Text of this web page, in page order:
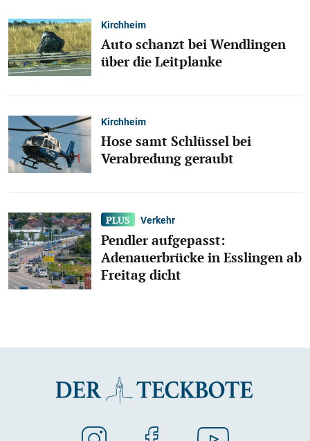
Kirchheim
Auto schanzt bei Wendlingen
über die Leitplanke
Kirchheim
Hose samt Schlüssel bei
Verabredung geraubt
Verkehr
Pendler aufgepasst:
Adenauerbrücke in Esslingen ab
Freitag dicht